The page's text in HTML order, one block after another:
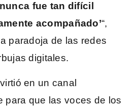
fue tan difícil
acompañado’“,
paradoja de las redes
digitales.
en un canal
para que las voces de los